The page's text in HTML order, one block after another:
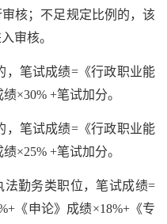
核；不足规定比例的，该
审核。
，笔试成绩=《行政职业能
×30% +笔试加分。
，笔试成绩=《行政职业能
×25% +笔试加分。
勤务类职位，笔试成绩=
《申论》成绩×18%+《专